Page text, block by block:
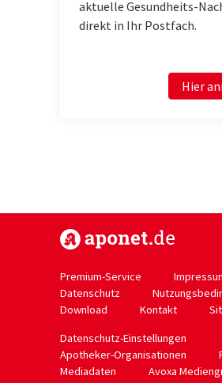
aktuelle Gesundheits-
direkt in Ihr Postfach.
Hier
Premium-Service
Datenschutz
Download
Kontakt
Datenschutz-Einstellungen
Apotheker-Organisationen
Mediadaten
Avoxa